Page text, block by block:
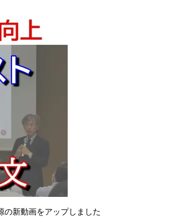
の新動画をアップしました